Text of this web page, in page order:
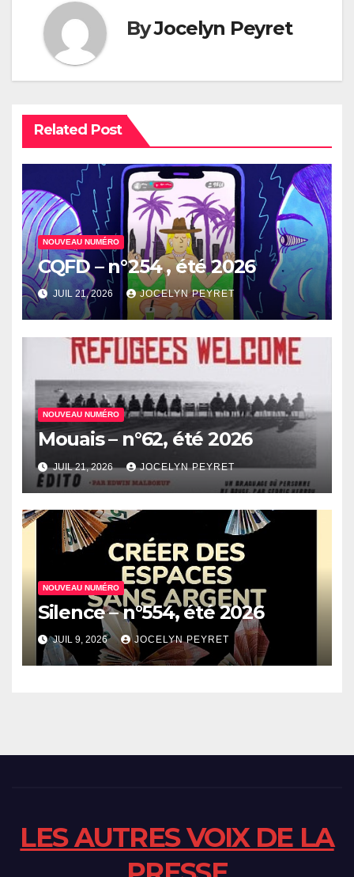
ByJocelyn Peyret
Related Post
NOUVEAU NUMÉRO
CQFD – n°254 , été 2026
JUIL 21, 2026 JOCELYN PEYRET
NOUVEAU NUMÉRO
Mouais – n°62, été 2026
JUIL 21, 2026 JOCELYN PEYRET
NOUVEAU NUMÉRO
Silence – n°554, été 2026
JUIL 9, 2026 JOCELYN PEYRET
LES AUTRES VOIX DE LA